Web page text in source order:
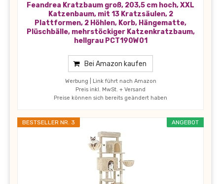
Feandrea Kratzbaum groß, 203,5 cm hoch, XXL
Katzenbaum, mit 13 Kratzsäulen, 2
Plattformen, 2 Höhlen, Korb, Hängematte,
Plüschbälle, mehrstöckiger Katzenkratzbaum,
hellgrau PCT190W01
Bei Amazon kaufen
Werbung | Link führt nach Amazon
Preis inkl. MwSt. + Versand
Preise können sich bereits geändert haben
ANGEBOT
BESTSELLER NR. 3